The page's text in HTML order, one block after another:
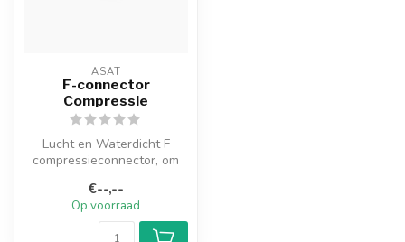
ASAT
F-connector
Compressie
Lucht en Waterdicht F
compressieconnector, om
installatie pro...
€--,--
Op voorraad